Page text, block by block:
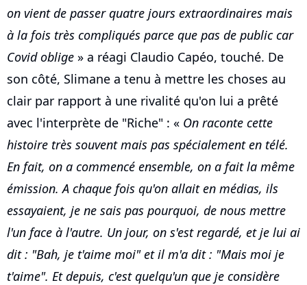
on vient de passer quatre jours extraordinaires mais
à la fois très compliqués parce que pas de public car
Covid oblige » a réagi Claudio Capéo, touché. De
son côté, Slimane a tenu à mettre les choses au
clair par rapport à une rivalité qu'on lui a prêté
avec l'interprète de "Riche" : « On raconte cette
histoire très souvent mais pas spécialement en télé.
En fait, on a commencé ensemble, on a fait la même
émission. A chaque fois qu'on allait en médias, ils
essayaient, je ne sais pas pourquoi, de nous mettre
l'un face à l'autre. Un jour, on s'est regardé, et je lui ai
dit : "Bah, je t'aime moi" et il m'a dit : "Mais moi je
t'aime". Et depuis, c'est quelqu'un que je considère